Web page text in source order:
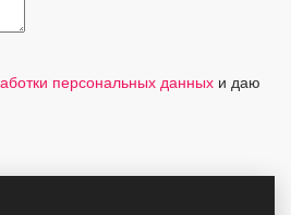
персональных данных и даю